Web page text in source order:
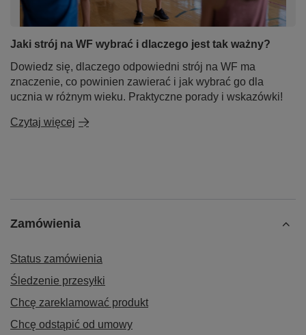
Jaki strój na WF wybrać i dlaczego jest tak ważny?
Dowiedz się, dlaczego odpowiedni strój na WF ma
znaczenie, co powinien zawierać i jak wybrać go dla
ucznia w różnym wieku. Praktyczne porady i wskazówki!
Czytaj więcej
Zamówienia
Status zamówienia
Śledzenie przesyłki
Chcę zareklamować produkt
Chcę odstąpić od umowy